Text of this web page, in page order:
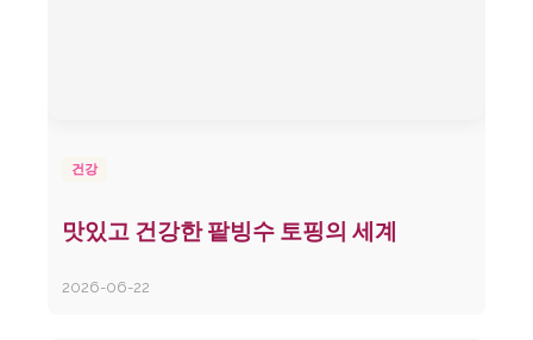
건강
맛있고 건강한 팥빙수 토핑의 세계
2026-06-22